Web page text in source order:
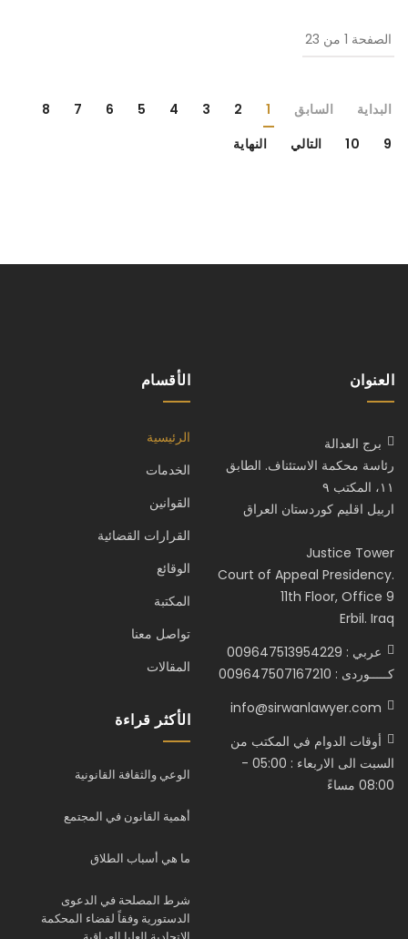
الصفحة 1 من 23
البداية السابق 1
2
3
4
5
6
7
8
9
10 التالي النهاية
العنوان
برج العدالة
رئاسة محكمة الاستئناف. الطابق
١١، المكتب ٩
اربيل اقليم كوردستان العراق
Justice Tower
Court of Appeal Presidency.
11th Floor, Office 9
Erbil. Iraq
عربي : 009647513954229
كـــــوردى : 009647507167210
info@sirwanlawyer.com
أوقات الدوام في المكتب من
السبت الى الاربعاء : 05:00 -
08:00 مساءً
الأقسام
الرئيسية
الخدمات
القوانين
القرارات القضائية
الوقائع
المكتبة
تواصل معنا
المقالات
الأكثر قراءة
الوعي والثقافة القانونية
أهمية القانون في المجتمع
ما هي أسباب الطلاق
شرط المصلحة في الدعوى
الدستورية وفقاً لقضاء المحكمة